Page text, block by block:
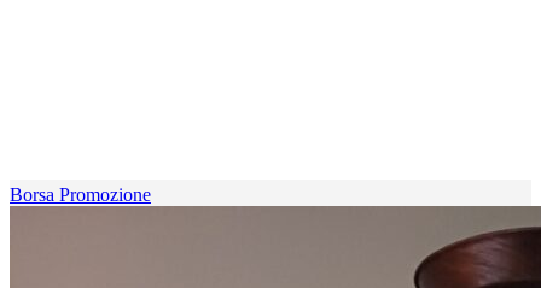
Borsa Promozione